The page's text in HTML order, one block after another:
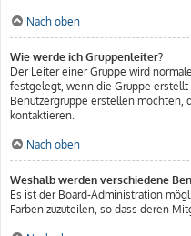
Nach oben
Wie werde ich Gruppenleiter?
Der Leiter einer Gruppe wird
festgelegt, wenn die Gruppe
Benutzergruppe erstellen möchten,
kontaktieren.
Nach oben
Weshalb werden verschiedene
Es ist der Board-Administration
Farben zuzuteilen, so dass deren